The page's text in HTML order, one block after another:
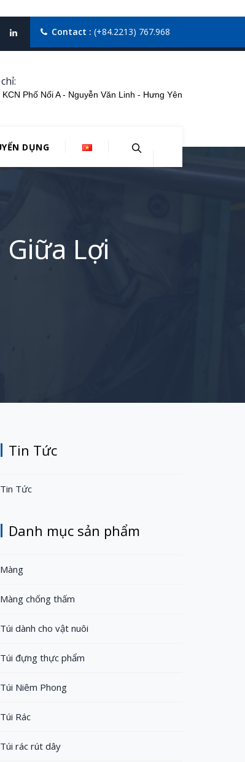
Contact : (+84.2213) 767.968
KCN Phố Nối A - Nguyễn Văn Linh - Hưng Yên
DỤNG
Lợi
Tin Tức
Tin Tức
Danh mục sản phẩm
Màng
Màng chống thấm
Túi dành cho vật nuôi
Túi đựng thực phẩm
Túi Niêm Phong
Túi Rác
Túi rác rút dây